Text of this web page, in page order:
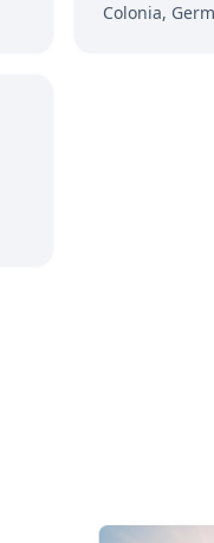
Colonia,